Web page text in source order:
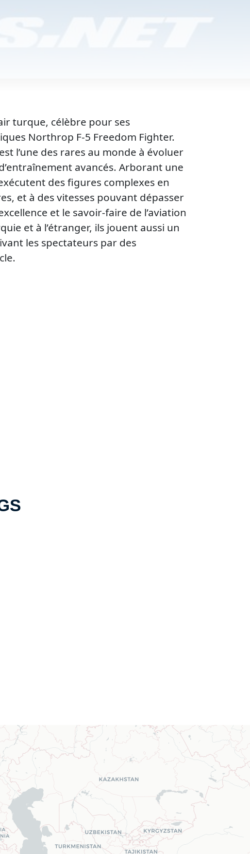
turque, célèbre pour ses
Northrop F-5 Freedom Fighter.
l’une des rares au monde à évoluer
avancés. Arborant une
des figures complexes en
et à des vitesses pouvant dépasser
et le savoir-faire de l’aviation
et à l’étranger, ils jouent aussi un
les spectateurs par des